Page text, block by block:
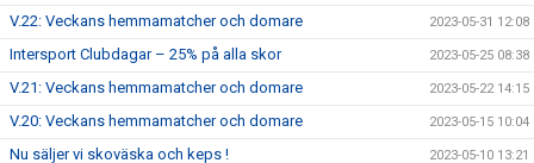
V.22: Veckans hemmamatcher och domare 2023-05-31 12:08
Intersport Clubdagar – 25% på alla skor 2023-05-25 08:38
V.21: Veckans hemmamatcher och domare 2023-05-22 14:15
V.20: Veckans hemmamatcher och domare 2023-05-15 10:04
Nu säljer vi skoväska och keps ! 2023-05-10 13:21